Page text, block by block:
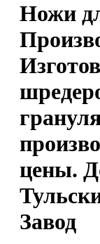
Ножи
цены.
Завод